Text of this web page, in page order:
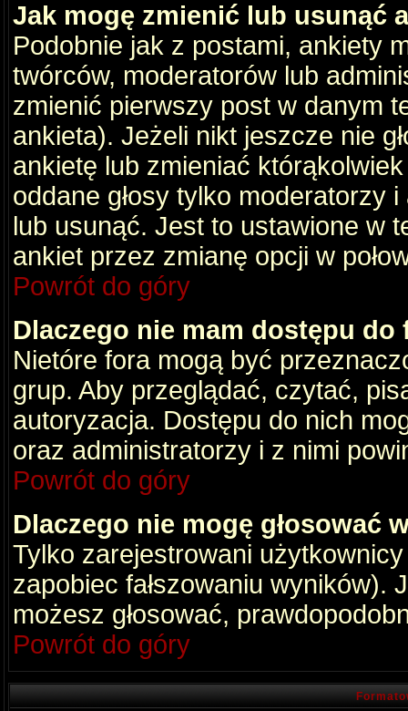
Jak mogę zmienić lub usunąć
Podobnie jak z postami, ankiety
twórców, moderatorów lub
zmienić pierwszy post w danym
ankieta). Jeżeli nikt jeszcze nie
ankietę lub zmieniać
oddane głosy tylko moderatorzy
lub usunąć. Jest to ustawione w
ankiet przez zmianę opcji w
Powrót do góry
Dlaczego nie mam dostępu do
Nietóre fora mogą być
grup. Aby przeglądać, czytać,
autoryzacja. Dostępu do nich
oraz administratorzy i z nimi
Powrót do góry
Dlaczego nie mogę głosować
Tylko zarejestrowani
zapobiec fałszowaniu wyników).
możesz głosować,
Powrót do góry